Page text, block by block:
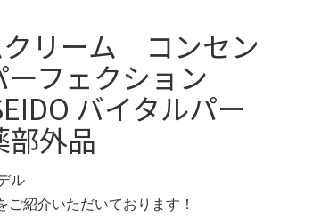
クリーム コンセン
ーフェクション
バイタルパー
部外品
ル
紹介いただいております！